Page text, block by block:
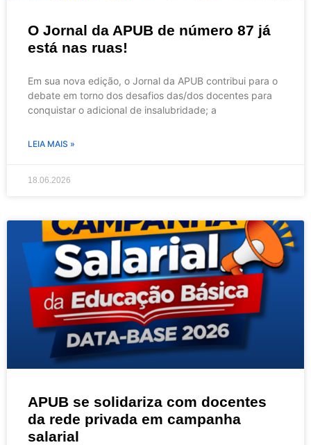
O Jornal da APUB de número 87 já
está nas ruas!
Em sua nova edição, o Jornal da APUB contribui para o
debate em torno dos desafios das/dos docentes para
conquistar o adicional de insalubridade; a
LEIA MAIS »
18.06.2026
APUB se solidariza com docentes
da rede privada em campanha
salarial